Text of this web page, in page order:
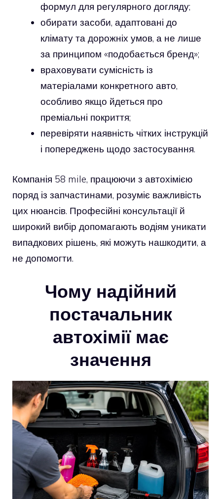
формул для регулярного догляду;
обирати засоби, адаптовані до
клімату та дорожніх умов, а не лише
за принципом «подобається бренд»;
враховувати сумісність із
матеріалами конкретного авто,
особливо якщо йдеться про
преміальні покриття;
перевіряти наявність чітких інструкцій
і попереджень щодо застосування.
Компанія 58 mile, працюючи з автохімією
поряд із запчастинами, розуміє важливість
цих нюансів. Професійні консультації й
широкий вибір допомагають водіям уникати
випадкових рішень, які можуть нашкодити, а
не допомогти.
Чому надійний
постачальник
автохімії має
значення